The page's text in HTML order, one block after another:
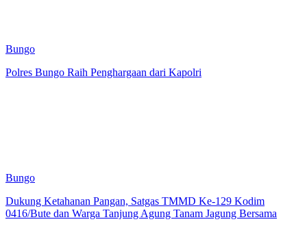
Bungo
Polres Bungo Raih Penghargaan dari Kapolri
Bungo
Dukung Ketahanan Pangan, Satgas TMMD Ke-129 Kodim
0416/Bute dan Warga Tanjung Agung Tanam Jagung Bersama